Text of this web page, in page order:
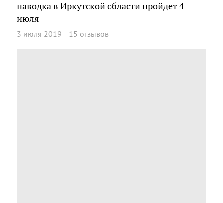
паводка в Иркутской области пройдет 4
июля
3 июля 2019 15 отзывов